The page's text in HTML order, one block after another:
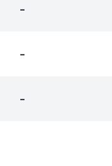
-
-
-